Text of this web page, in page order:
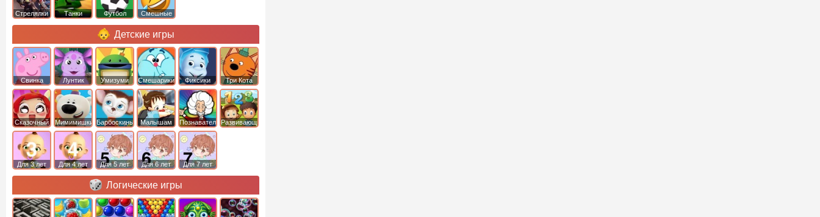
Стрелялки Танки Футбол Смешные
Детские игры
Свинка
Пеппа
Лунтик Умизуми Смешарики Фиксики Три Кота
Сказочный
патруль
Мимимишки Барбоскины Малышам ПознавательныеРазвивающие
Для 3 лет Для 4 лет Для 5 лет Для 6 лет Для 7 лет
Логические игры